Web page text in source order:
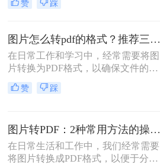
本文将介绍三种将图片转化为PDF格
和适用场景，您可以根据自己的需求
选择最合适的方式。
赞 踩
图片怎么转pdf的格式？推荐三种实用的方法！
在日常工作和学习中，经常需要将图
片转换为PDF格式，以确保文件的格
式和排版保持不变，同时方便分享和
传递。那么图片怎么转PDF的格式
赞 踩
图片转PDF：2种常用方法的操作步骤和格式保留设置！
在日常生活和工作中，我们经常需要
将图片转换成PDF格式，以便于分